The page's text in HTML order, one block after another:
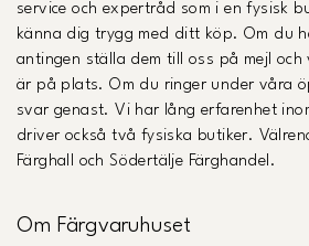
service och expertråd som i en fysisk
känna dig trygg med ditt köp. Om du
antingen ställa dem till oss på mejl
är på plats. Om du ringer under våra
svar genast. Vi har lång erfarenhet
driver också två fysiska butiker.
Färghall och Södertälje Färghandel.
Om Färgvaruhuset